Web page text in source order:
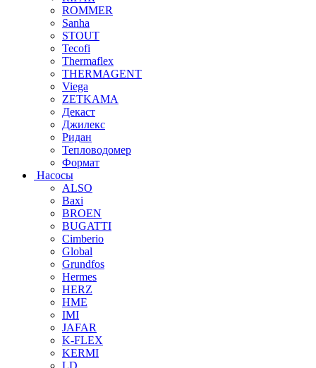
ROMMER
Sanha
STOUT
Tecofi
Thermaflex
THERMAGENT
Viega
ZETKAMA
Декаст
Джилекс
Ридан
Тепловодомер
Формат
Насосы
ALSO
Baxi
BROEN
BUGATTI
Cimberio
Global
Grundfos
Hermes
HERZ
HME
IMI
JAFAR
K-FLEX
KERMI
LD